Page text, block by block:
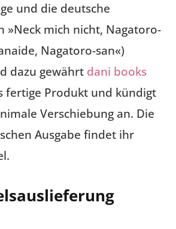
und die deutsche
»Neck mich nicht, Nagatoro-
Nagatoro-san«)
dazu gewährt dani books
fertige Produkt und kündigt
Verschiebung an. Die
Ausgabe findet ihr